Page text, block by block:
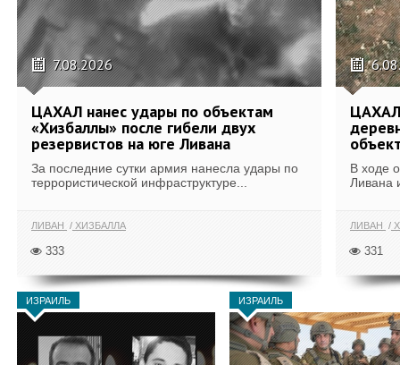
7.08.2026
ЦАХАЛ нанес удары по объектам
«Хизбаллы» после гибели двух
резервистов на юге Ливана
За последние сутки армия нанесла удары по
террористической инфраструктуре...
ЛИВАН ХИЗБАЛЛА
333
В ходе
Ливана
ЛИВАН
331
ИЗРАИЛЬ ИЗРАИЛЬ